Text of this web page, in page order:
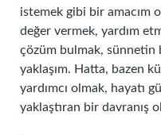
istemek gibi bir amacım
değer vermek, yardım
çözüm bulmak, sünnetin
yaklaşım. Hatta, bazen
yardımcı olmak, hayatı
yaklaştıran bir davranış